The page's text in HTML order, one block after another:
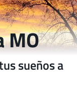
MO
sueños a